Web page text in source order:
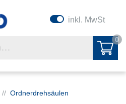
inkl. MwSt
0
// Ordnerdrehsäulen